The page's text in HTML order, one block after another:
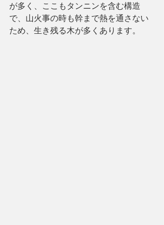
が多く、ここもタンニンを含む構造
で、山火事の時も幹まで熱を通さない
ため、生き残る木が多くあります。